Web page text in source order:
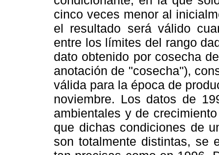
cinco veces menor al
el resultado será válido
entre los límites del rango
dato obtenido por cosecha
anotación de "cosecha"),
válida para la época de
noviembre. Los datos de
ambientales y de
que dichas condiciones de
son totalmente distintas, se